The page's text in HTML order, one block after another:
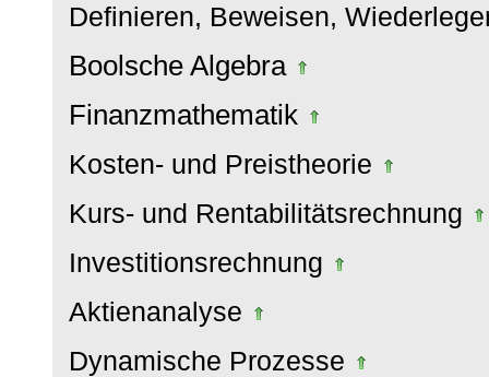
Definieren, Beweisen,
Boolsche Algebra
Finanzmathematik
Kosten- und Preistheorie
Kurs- und Rentabilitätsrechnung
Investitionsrechnung
Aktienanalyse
Dynamische Prozesse